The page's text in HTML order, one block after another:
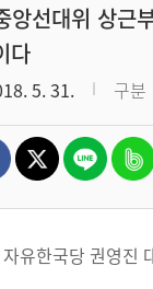
앙선대위 상근
다
5. 31. 구분
유한국당 권영진